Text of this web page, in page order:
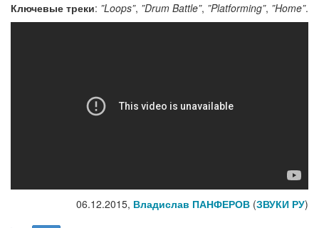
Ключевые треки: ”Loops”, ”Drum Battle”, ”Platforming”, ”Home”.
06.12.2015, Владислав ПАНФЕРОВ (ЗВУКИ РУ)